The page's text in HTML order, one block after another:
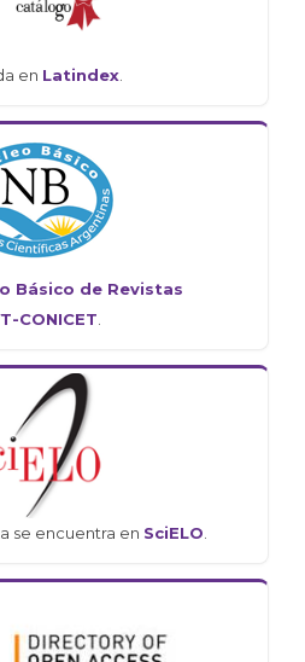
en Latindex
Básico de Revistas
CONICET
se encuentra en SciELO